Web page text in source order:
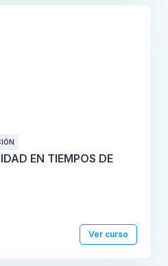
EN TIEMPOS DE
Ver curso